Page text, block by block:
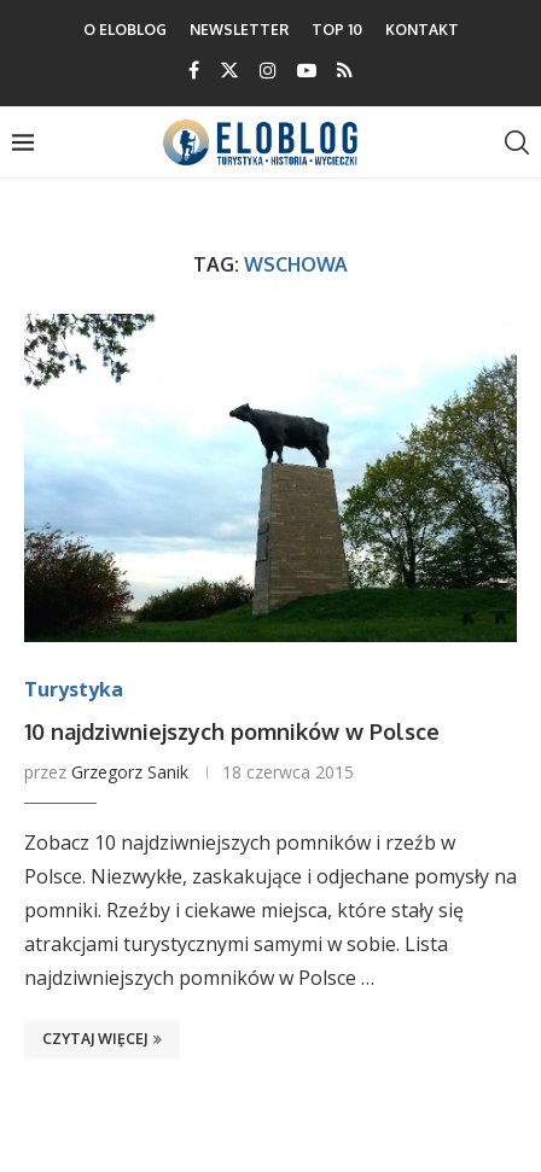
O ELOBLOG NEWSLETTER TOP 10 KONTAKT
TAG: WSCHOWA
Turystyka
10 najdziwniejszych pomników w Polsce
przez Grzegorz Sanik 18 czerwca 2015
Zobacz 10 najdziwniejszych pomników i rzeźb w
Polsce. Niezwykłe, zaskakujące i odjechane pomysły na
pomniki. Rzeźby i ciekawe miejsca, które stały się
atrakcjami turystycznymi samymi w sobie. Lista
najdziwniejszych pomników w Polsce …
CZYTAJ WIĘCEJ